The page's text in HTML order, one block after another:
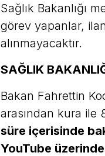
Sağlık Bakanlığı
görev yapanlar,
alınmayacaktır.
SAĞLIK
Bakan Fahrettin
arasından kura ile
süre içerisinde
YouTube